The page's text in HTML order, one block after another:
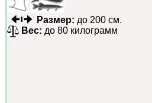
Размер: до 200 см.
Вес: до 80 килограмм